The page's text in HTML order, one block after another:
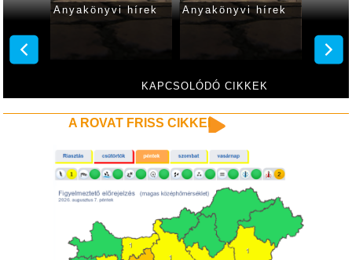
KAPCSOLÓDÓ CIKKEK
Anyakönyvi hírek Anyakönyvi hírek
A ROVAT FRISS CIKKEI